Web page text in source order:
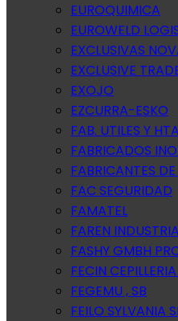
EUROQUIMICA
EUROWELD
EXCLUSIVAS
EXCLUSIVE
EXOJO
EZCURRA-ESKO
FAB. UTILES Y
FABRICADOS
FABRICANTES
FAC SEGURIDAD
FAMATEL
FAREN
FASHY GMBH
FECIN
FEGEMU , SB
FEILO SYLVANIA